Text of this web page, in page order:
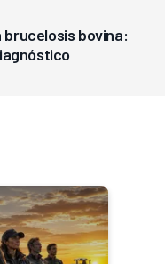
brucelosis bovina: